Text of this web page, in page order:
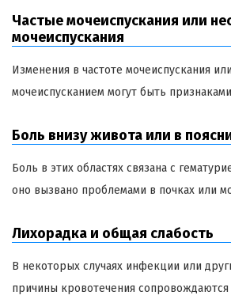
Частые мочеиспускания или
мочеиспускания
Изменения в частоте мочеиспускания
мочеиспусканием могут быть
Боль внизу живота или в
Боль в этих областях связана с
оно вызвано проблемами в почках или
Лихорадка и общая слабость
В некоторых случаях инфекции или
причины кровотечения